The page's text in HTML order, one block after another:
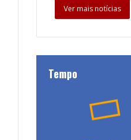
Ver mais notícias
Tempo